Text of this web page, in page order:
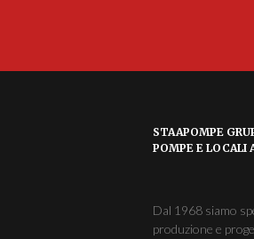
STAAPOMPE
POMPE E LOCALI
Dal 1968 siamo
produzione e